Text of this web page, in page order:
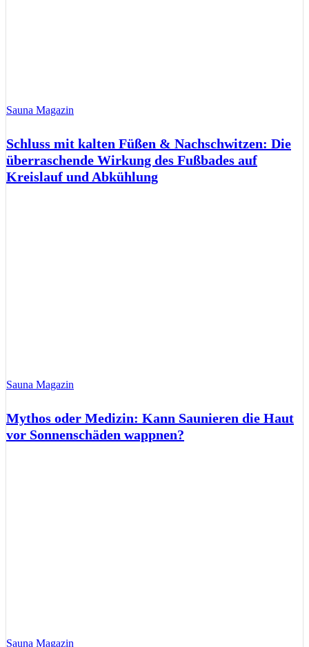
Sauna Magazin
Schluss mit kalten Füßen & Nachschwitzen: Die
überraschende Wirkung des Fußbades auf
Kreislauf und Abkühlung
Sauna Magazin
Mythos oder Medizin: Kann Saunieren die Haut
vor Sonnenschäden wappnen?
Sauna Magazin